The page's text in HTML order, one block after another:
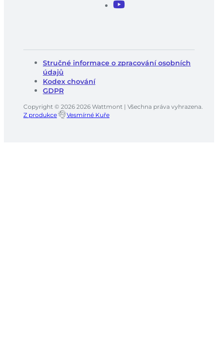
Stručné informace o zpracování osobních
údajů
Kodex chování
GDPR
Copyright © 2026 2026 Wattmont | Všechna práva vyhrazena.
Z produkce
Vesmírné Kuře